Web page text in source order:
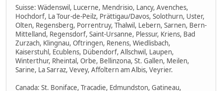
Suisse: Wädenswil, Lucerne, Mendrisio, Lancy, Avenches,
Hochdorf, La Tour-de-Peilz, Prättigau/Davos, Solothurn, Uster,
Olten, Regensberg, Porrentruy, Thalwil, Lebern, Sarnen, Bern-
Mittelland, Regensdorf, Saint-Ursanne, Plessur, Kriens, Bad
Zurzach, Klingnau, Oftringen, Renens, Wiedlisbach,
Kaiserstuhl, Ecublens, Dübendorf, Allschwil, Laupen,
Winterthur, Rheintal, Orbe, Bellinzona, St. Gallen, Meilen,
Sarine, La Sarraz, Vevey, Affoltern am Albis, Veyrier.
Canada: St. Boniface, Tracadie, Edmundston, Gatineau,